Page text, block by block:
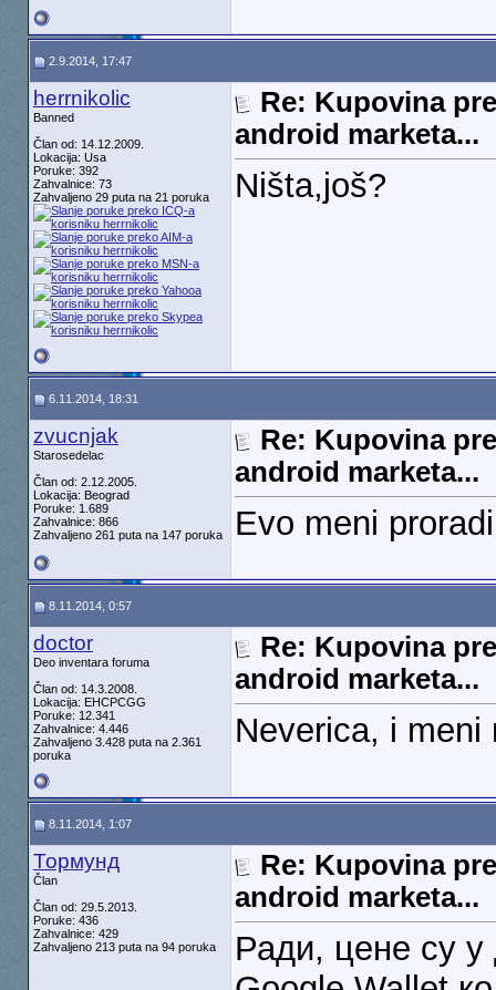
2.9.2014, 17:47
herrnikolic
Banned
Član od: 14.12.2009.
Lokacija: Usa
Poruke: 392
Zahvalnice: 73
Zahvaljeno 29 puta na 21 poruka
Re: Kupovina
android marketa...
Ništa,još?
6.11.2014, 18:31
zvucnjak
Starosedelac
Član od: 2.12.2005.
Lokacija: Beograd
Poruke: 1.689
Zahvalnice: 866
Zahvaljeno 261 puta na 147 poruka
Re: Kupovina
android marketa...
Evo meni
8.11.2014, 0:57
doctor
Deo inventara foruma
Član od: 14.3.2008.
Lokacija: EHCPCGG
Poruke: 12.341
Zahvalnice: 4.446
Zahvaljeno 3.428 puta na 2.361
poruka
Re: Kupovina
android marketa...
Neverica, i meni
8.11.2014, 1:07
Тормунд
Član
Član od: 29.5.2013.
Poruke: 436
Zahvalnice: 429
Zahvaljeno 213 puta na 94 poruka
Re: Kupovina
android marketa...
Ради, цене су у